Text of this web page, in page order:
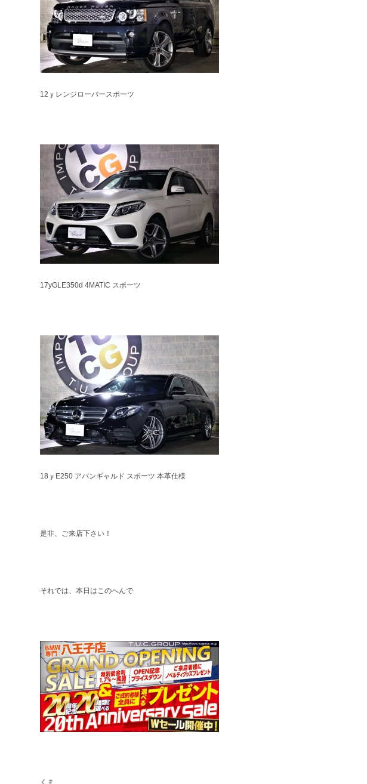
12ｙレンジローバースポーツ
17yGLE350d 4MATIC スポーツ
18ｙE250 アバンギャルド スポーツ 本革仕様
是非、ご来店下さい！
それでは、本日はこのへんで
くま